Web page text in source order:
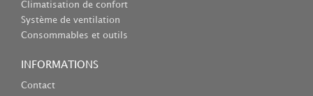
Climatisation de confort
Système de ventilation
Consommables et outils
INFORMATIONS
Contact